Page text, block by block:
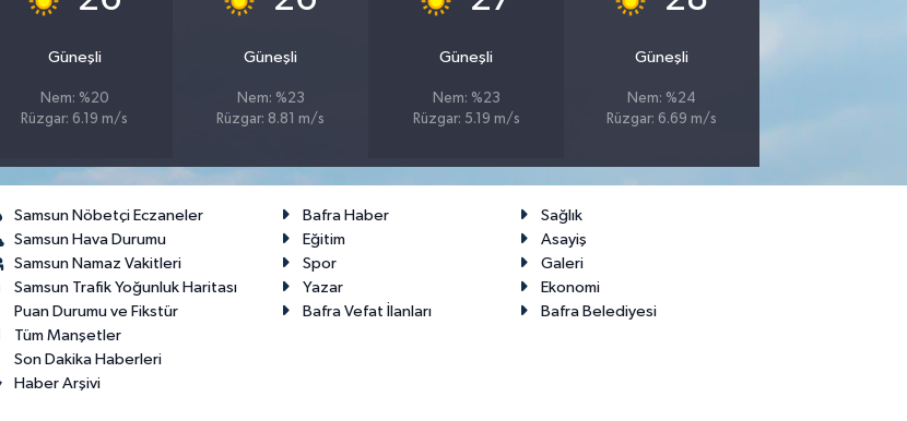
Güneşli
Nem: %20
Rüzgar: 6.19 m/s
Güneşli
Nem: %23
Rüzgar: 8.81 m/s
Güneşli
Nem: %23
Rüzgar: 5.19 m/s
Güneşli
Nem: %24
Rüzgar: 6.69 m/s
Samsun Nöbetçi Eczaneler
Samsun Hava Durumu
Samsun Namaz Vakitleri
Samsun Trafik Yoğunluk Haritası
Puan Durumu ve Fikstür
Tüm Manşetler
Son Dakika Haberleri
Haber Arşivi
Bafra Haber
Sağlık
Eğitim
Asayiş
Spor
Galeri
Yazar
Ekonomi
Bafra Vefat İlanları
Bafra Belediyesi